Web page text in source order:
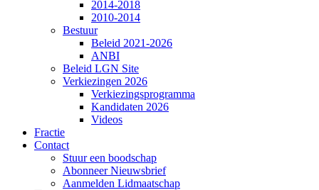
2014-2018
2010-2014
Bestuur
Beleid 2021-2026
ANBI
Beleid LGN Site
Verkiezingen 2026
Verkiezingsprogramma
Kandidaten 2026
Videos
Fractie
Contact
Stuur een boodschap
Abonneer Nieuwsbrief
Aanmelden Lidmaatschap